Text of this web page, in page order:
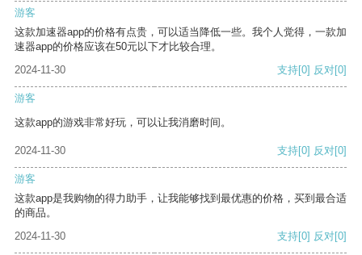
游客
这款加速器app的价格有点贵，可以适当降低一些。我个人觉得，一款加
速器app的价格应该在50元以下才比较合理。
2024-11-30
支持[0] 反对[0]
游客
这款app的游戏非常好玩，可以让我消磨时间。
2024-11-30 支持[0] 反对[0]
游客
这款app是我购物的得力助手，让我能够找到最优惠的价格，买到最合适
的商品。
2024-11-30
支持[0] 反对[0]